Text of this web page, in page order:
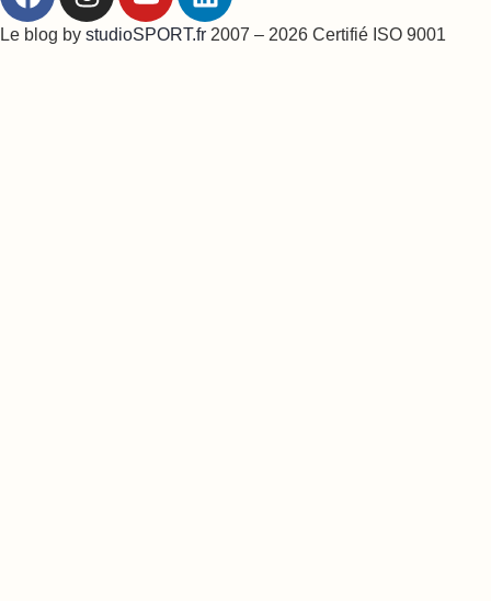
Le blog by studioSPORT.fr 2007 – 2026 Certifié ISO 9001